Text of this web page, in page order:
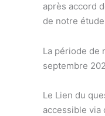
après accord
de notre
La période de
septembre
Le Lien du
accessible via